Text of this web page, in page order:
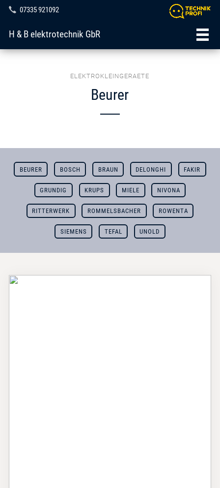
07335 921092
H & B elektrotechnik GbR
ELEKTROKLEINGERAETE
Beurer
BEURER BOSCH BRAUN DELONGHI FAKIR
GRUNDIG KRUPS MIELE NIVONA
RITTERWERK ROMMELSBACHER ROWENTA
SIEMENS TEFAL UNOLD